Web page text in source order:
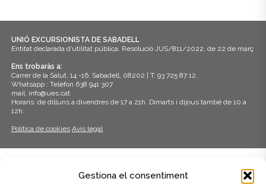
Gestiona el consentiment
UNIÓ EXCURSIONISTA DE SABADELL
Entitat declarada d’utilitat pública. Resolució JUS/811/2022, de 22 de març
Ens trobaràs a:
Carrer de la Salut, 14 -16, Sabadell, 08202 | T: 93 725 87 12.
Whatsapp : Telèfon 638 941 307
mail: info@ues.cat
Horaris: de dilluns a divendres de 17 a 21h. Dimarts i dijous també de 10 a
12h.
Política de cookies Avís legal